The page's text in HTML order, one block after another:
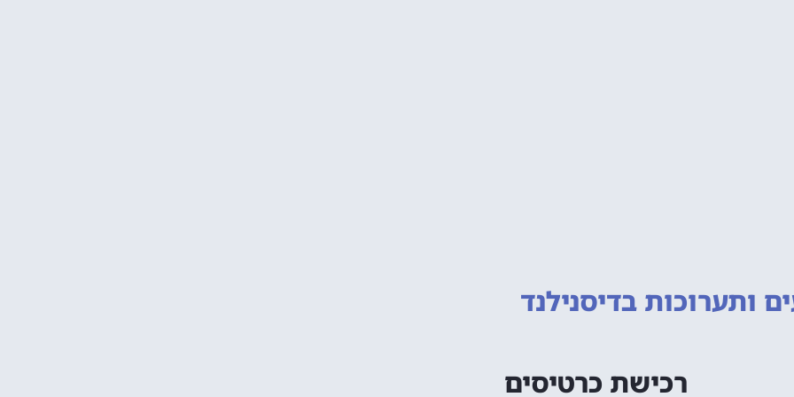
ותערוכות בדיסנילנד
רכישת כרטיסים